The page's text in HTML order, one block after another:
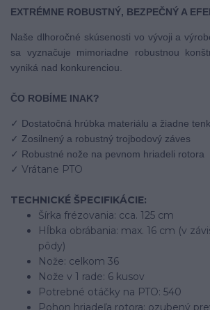
EXTRÉMNE ROBUSTNÝ, BEZPEČNÝ A
Naše dlhoročné skúsenosti vo vývoji a
sa vyznačuje mimoriadne robustnou
vyniká nad konkurenciou.
ČO ROBÍME INAK?
✓ Dostatočná hrúbka materiálu a žiadne
✓ Zosilnený a robustný trojbodový záves
✓ Robustné nože na pevnom hriadeli rotora
✓ Vrátane PTO
TECHNICKÉ ŠPECIFIKÁCIE:
Šírka frézovania: cca. 125 cm
Hĺbka obrábania: max. 16 cm (v
pôdy)
Nože: celkom 36
Nože v 1 rade: 6 kusov
Potrebné otáčky na PTO: 540
Pohon hriadeľa rotora: ozubený